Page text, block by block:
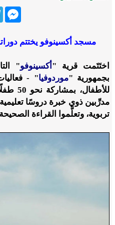
مسجد أكسينوفو يختتم
اختَتَمت قرية " أكسينوفو"
بجمهورية "موردوفيا" -
مدرِّبين ذوي خبرة دروسًا
تربوية، وتعلَّموا القراءة